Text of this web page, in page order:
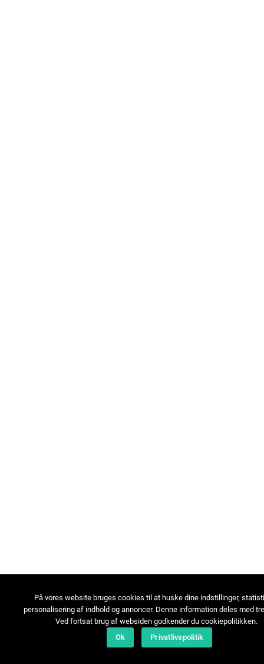
På vores website bruges cookies til at huske dine indstillinger,
personalisering af indhold og annoncer. Denne information deles med
Ved fortsat brug af websiden godkender du cookiepolitikken.
Ok
Privatlivspolitik